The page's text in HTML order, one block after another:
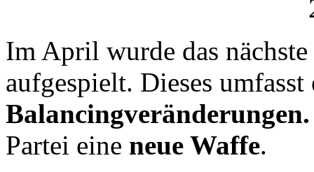
Im April wurde das nächste
aufgespielt. Dieses
Balancingveränderungen.
Partei eine neue Waffe.